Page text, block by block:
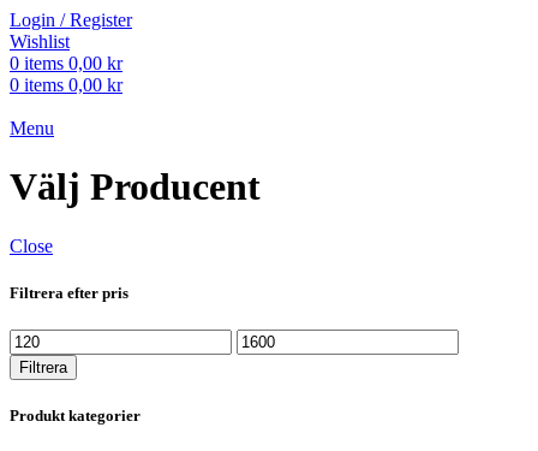
Login / Register
Wishlist
0 items 0,00 kr
0 items 0,00 kr
Menu
Välj Producent
Close
Filtrera efter pris
Min
pris
Max
pris
Filtrera
Produkt kategorier